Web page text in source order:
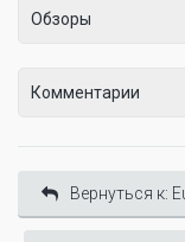
Обзоры
Комментарии
Вернуться к: